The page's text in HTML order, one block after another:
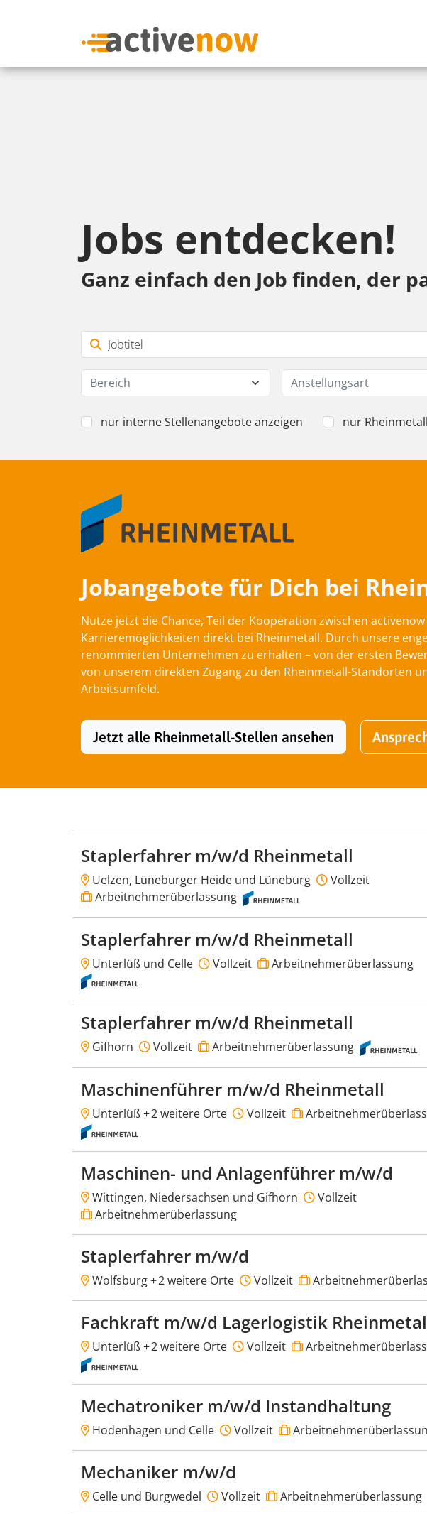
Jobs entdecken!
Ganz einfach den Job finden, der
Bereich Anstellungsart
nur interne Stellenangebote anzeigen nur
Jobangebote für Dich bei
Nutze jetzt die Chance, Teil der Kooperation zwischen
Karrieremöglichkeiten direkt bei Rheinmetall. Durch unsere
renommierten Unternehmen zu erhalten – von der ersten
von unserem direkten Zugang zu den Rheinmetall-Standorten
Arbeitsumfeld.
Jetzt alle Rheinmetall-Stellen ansehen
Staplerfahrer m/w/d Rheinmetall
Uelzen, Lüneburger Heide und Lüneburg
Vollzeit
Arbeitnehmerüberlassung
Staplerfahrer m/w/d Rheinmetall
Unterlüß und Celle Vollzeit Arbeitnehmerüberlassung
Staplerfahrer m/w/d Rheinmetall
Gifhorn Vollzeit Arbeitnehmerüberlassung
Maschinenführer m/w/d Rheinmetall
Unterlüß +2 weitere Orte Vollzeit
Maschinen- und Anlagenführer m/w/d
Wittingen, Niedersachsen und Gifhorn
Vollzeit
Arbeitnehmerüberlassung
Staplerfahrer m/w/d
Wolfsburg +2 weitere Orte Vollzeit
Fachkraft m/w/d Lagerlogistik
Unterlüß +2 weitere Orte Vollzeit
Mechatroniker m/w/d Instandhaltung
Hodenhagen und Celle Vollzeit
Mechaniker m/w/d
Celle und Burgwedel Vollzeit Arbeitnehmerüberlassung